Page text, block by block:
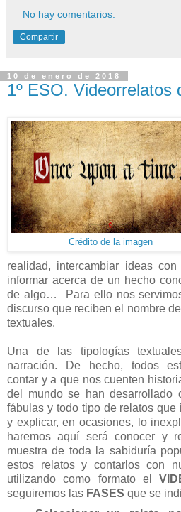
No hay comentarios:
Compartir
10 de enero de 2018
1º ESO. Videorrelatos
Crédito de la imagen
realidad, intercambiar ideas
informar acerca de un hecho
de algo… Para ello nos
discurso que reciben el nombre
textuales.
Una de las tipologías
narración. De hecho, todos
contar y a que nos cuenten
del mundo se han desarrollado
fábulas y todo tipo de relatos que
y explicar, en ocasiones, lo
haremos aquí será conocer y
muestra de toda la sabiduría
estos relatos y contarlos con
utilizando como formato el
seguiremos las FASES que se